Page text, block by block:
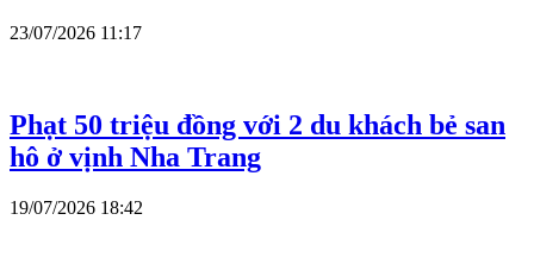
23/07/2026 11:17
Phạt 50 triệu đồng với 2 du khách bẻ san
hô ở vịnh Nha Trang
19/07/2026 18:42